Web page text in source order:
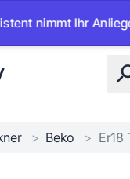
Ihr Anliegen
> Beko >